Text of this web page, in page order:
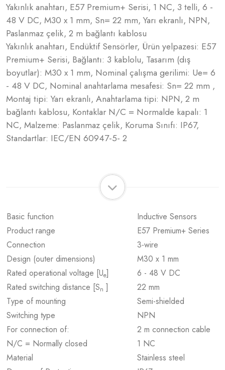
Yakınlık anahtarı, E57 Premium+ Serisi, 1 NC, 3 telli, 6 -
48 V DC, M30 x 1 mm, Sn= 22 mm, Yarı ekranlı, NPN,
Paslanmaz çelik, 2 m bağlantı kablosu
Yakınlık anahtarı, Endüktif Sensörler, Ürün yelpazesi: E57
Premium+ Serisi, Bağlantı: 3 kablolu, Tasarım (dış
boyutlar): M30 x 1 mm, Nominal çalışma gerilimi: Ue= 6
- 48 V DC, Nominal anahtarlama mesafesi: Sn= 22 mm ,
Montaj tipi: Yarı ekranlı, Anahtarlama tipi: NPN, 2 m
bağlantı kablosu, Kontaklar N/C = Normalde kapalı: 1
NC, Malzeme: Paslanmaz çelik, Koruma Sınıfı: IP67,
Standartlar: IEC/EN 60947-5- 2
Basic function
Inductive Sensors
Product range
E57 Premium+ Series
Connection
3-wire
Design (outer dimensions)
M30 x 1 mm
Rated operational voltage [Ue]
6 - 48 V DC
Rated switching distance [Sn ]
22 mm
Type of mounting
Semi-shielded
Switching type
NPN
For connection of:
2 m connection cable
N/C = Normally closed
1 NC
Material
Stainless steel